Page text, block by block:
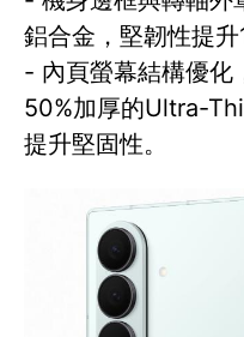
鋁合金，堅韌性提升
- 內頁螢幕結構優化
50%加厚的Ultra-
提升堅固性。